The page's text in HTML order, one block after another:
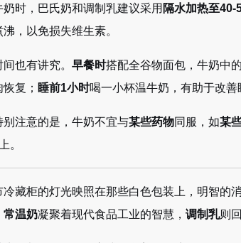
奶时，巴氏奶和调制乳建议采用 隔水加热至
，以免损失维生素。
也有讲究。 早餐时搭配全谷物面包，牛奶中
复； 睡前1小时喝一小杯温牛奶，有助于改善
别注意的是，牛奶不宜与某些药物同服，如某
。
冷藏柜的灯光映照在那些白色包装上，明智的
常温奶凝聚着现代食品工业的智慧， 调制乳则